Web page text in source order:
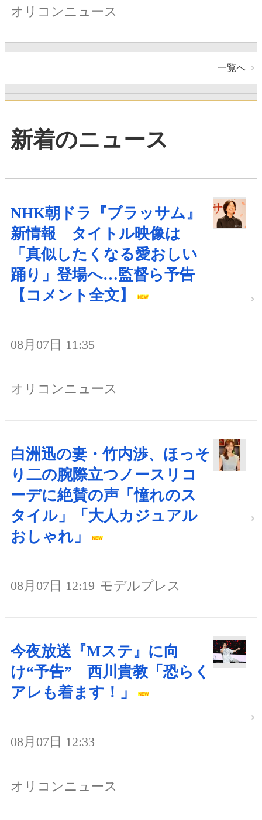
オリコンニュース
一覧へ
新着のニュース
NHK朝ドラ『ブラッサム』
新情報 タイトル映像は
「真似したくなる愛おしい
踊り」登場へ…監督ら予告
【コメント全文】
08月07日 11:35
オリコンニュース
白洲迅の妻・竹内渉、ほっそ
り二の腕際立つノースリコ
ーデに絶賛の声「憧れのス
タイル」「大人カジュアル
おしゃれ」
08月07日 12:19 モデルプレス
今夜放送『Mステ』に向
け“予告” 西川貴教「恐らく
アレも着ます！」
08月07日 12:33
オリコンニュース